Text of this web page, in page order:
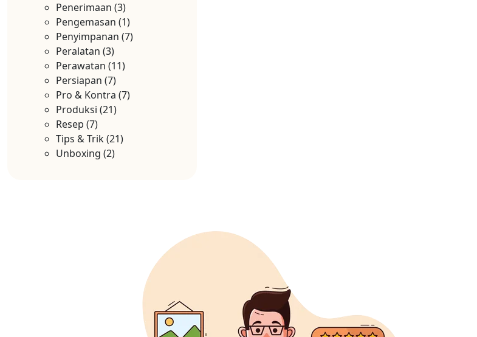
Penerimaan (3)
Pengemasan (1)
Penyimpanan (7)
Peralatan (3)
Perawatan (11)
Persiapan (7)
Pro & Kontra (7)
Produksi (21)
Resep (7)
Tips & Trik(21)
Unboxing (2)